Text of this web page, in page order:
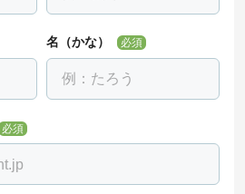
名（かな） 必須
必須